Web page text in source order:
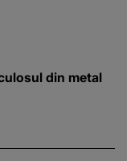
din metal